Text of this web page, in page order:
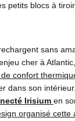
petits blocs à
sans
cher à
confort
dans son
Irisium en
organisé cette